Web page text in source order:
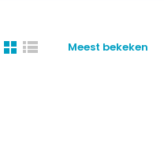
Meest bekeken